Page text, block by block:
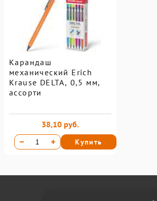
Карандаш
механический Erich
Krause DELTA, 0,5 мм,
ассорти
38,10 руб.
Купить